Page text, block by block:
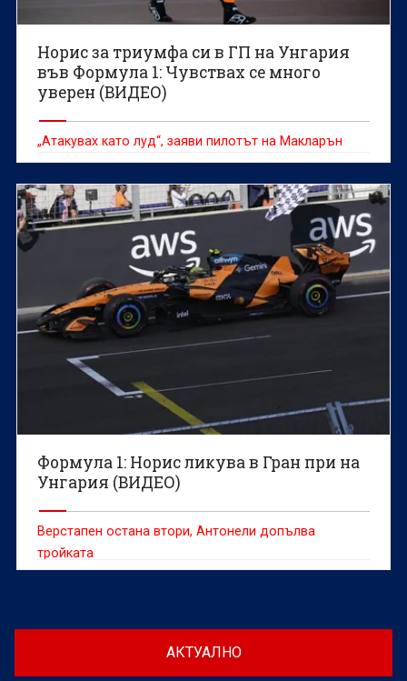
Норис за триумфа си в ГП на Унгария
във Формула 1: Чувствах се много
уверен (ВИДЕО)
„Атакувах като луд“, заяви пилотът на Макларън
Формула 1: Норис ликува в Гран при на
Унгария (ВИДЕО)
Верстапен остана втори, Антонели допълва
тройката
АКТУАЛНО